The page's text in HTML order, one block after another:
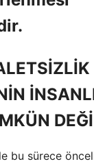
bu sürece